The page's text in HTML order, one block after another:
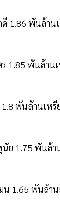
1.86 พันล้าน
1.85 พันล้าน
1.8 พันล้านเห
ย 1.75 พันล้า
น 1.65 พันล้า